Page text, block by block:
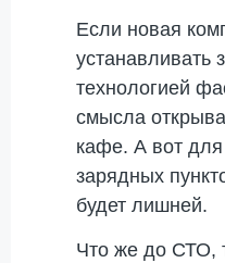
Если новая
устанавливать
технологией
смысла
кафе. А вот
зарядных
будет лишней.
Что же до СТО,